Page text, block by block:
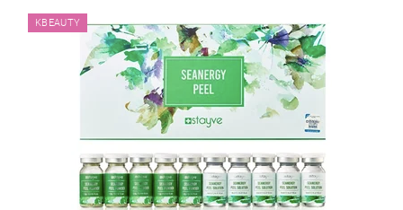
KBEAUTY